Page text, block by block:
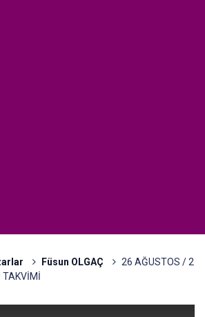
Füsun OLGAÇ
26 AĞUSTOS / 2
TAKVİMİ